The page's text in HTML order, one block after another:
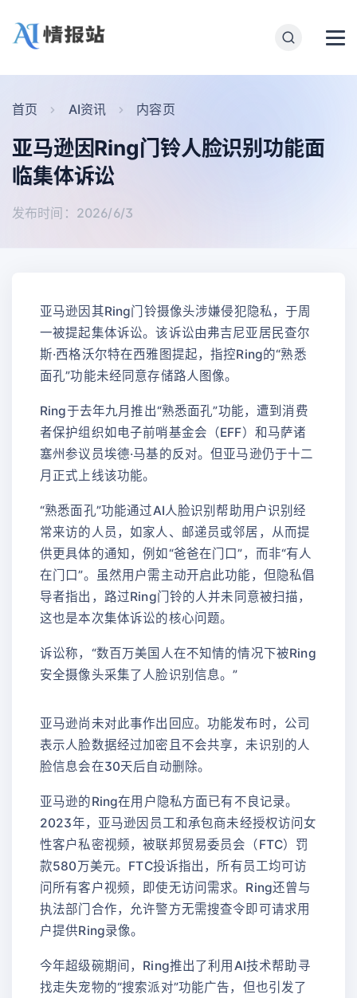
首页 AI资讯 内容页
亚马逊因Ring门铃人脸识别功能面
临集体诉讼
发布时间：2026/6/3
亚马逊因其Ring门铃摄像头涉嫌侵犯隐私，于周
一被提起集体诉讼。该诉讼由弗吉尼亚居民查尔
斯·西格沃尔特在西雅图提起，指控Ring的“熟悉
面孔”功能未经同意存储路人图像。
Ring于去年九月推出“熟悉面孔”功能，遭到消费
者保护组织如电子前哨基金会（EFF）和马萨诸
塞州参议员埃德·马基的反对。但亚马逊仍于十二
月正式上线该功能。
“熟悉面孔”功能通过AI人脸识别帮助用户识别经
常来访的人员，如家人、邮递员或邻居，从而提
供更具体的通知，例如“爸爸在门口”，而非“有人
在门口”。虽然用户需主动开启此功能，但隐私倡
导者指出，路过Ring门铃的人并未同意被扫描，
这也是本次集体诉讼的核心问题。
诉讼称，“数百万美国人在不知情的情况下被Ring
安全摄像头采集了人脸识别信息。”
亚马逊尚未对此事作出回应。功能发布时，公司
表示人脸数据经过加密且不会共享，未识别的人
脸信息会在30天后自动删除。
亚马逊的Ring在用户隐私方面已有不良记录。
2023年，亚马逊因员工和承包商未经授权访问女
性客户私密视频，被联邦贸易委员会（FTC）罚
款580万美元。FTC投诉指出，所有员工均可访
问所有客户视频，即使无访问需求。Ring还曾与
执法部门合作，允许警方无需搜查令即可请求用
户提供Ring录像。
今年超级碗期间，Ring推出了利用AI技术帮助寻
找走失宠物的“搜索派对”功能广告，但也引发了